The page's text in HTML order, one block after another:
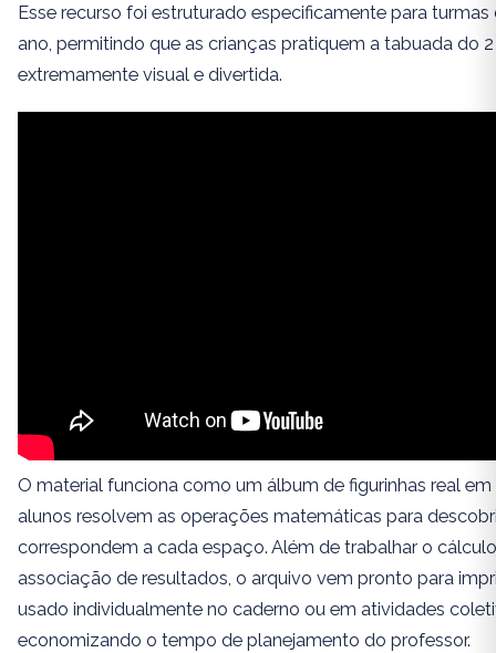
Esse recurso foi estruturado especificamente para turmas
ano, permitindo que as crianças pratiquem a tabuada do
extremamente visual e divertida.
O material funciona como um álbum de figurinhas real em
alunos resolvem as operações matemáticas para
correspondem a cada espaço. Além de trabalhar o
associação de resultados, o arquivo vem pronto para
usado individualmente no caderno ou em atividades
economizando o tempo de planejamento do professor.